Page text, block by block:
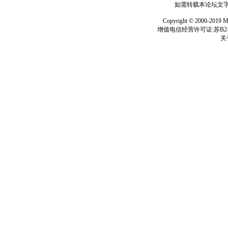
如需转载本论坛文
Copyright © 2000-2019
增值电信经营许可证:苏
关